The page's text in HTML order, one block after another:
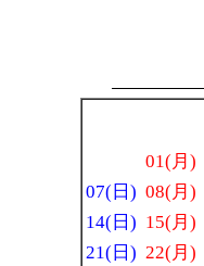
01(月)
07(日) 08(月)
14(日) 15(月)
21(日) 22(月)